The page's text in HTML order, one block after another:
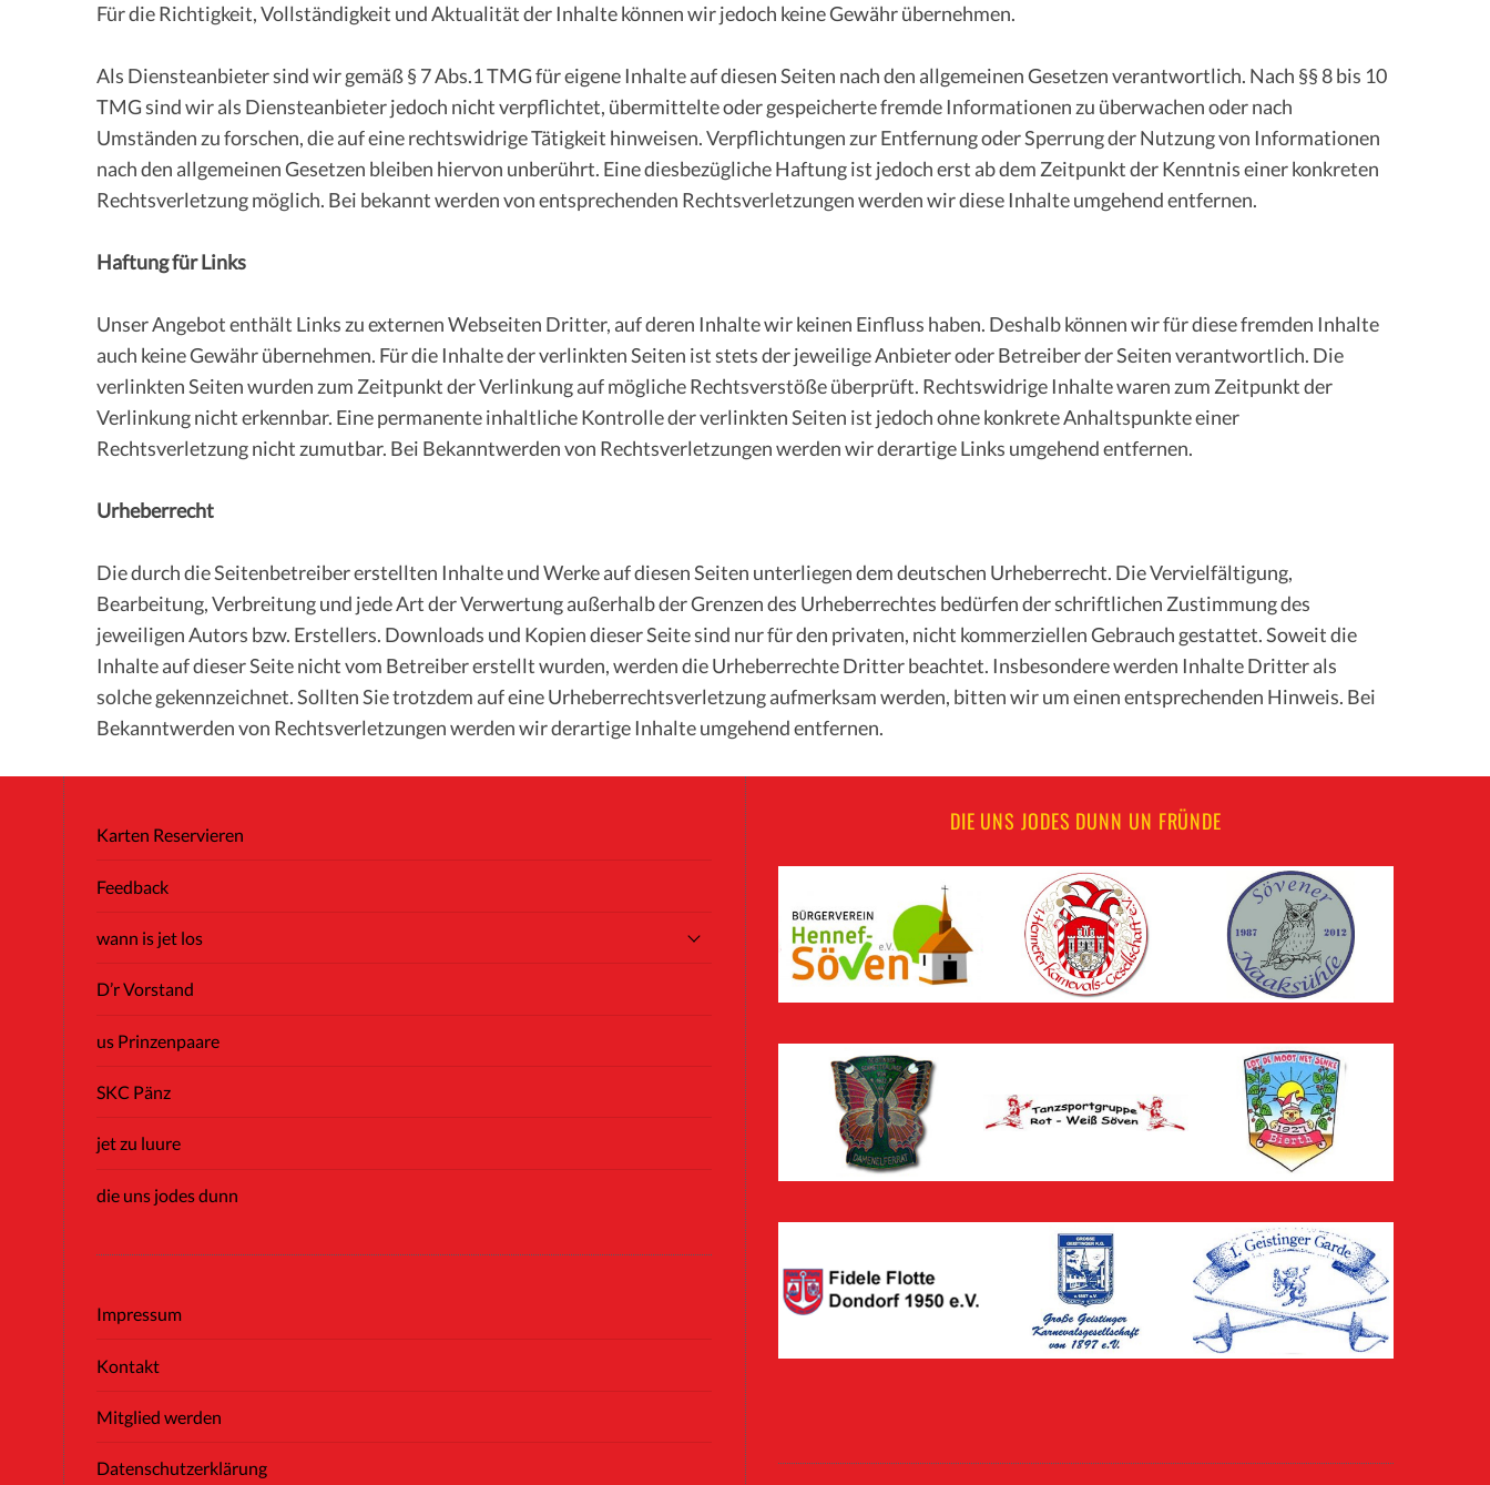
Für die Richtigkeit, Vollständigkeit und Aktualität der Inhalte können wir jedoch keine Gewähr übernehmen.
Als Diensteanbieter sind wir gemäß § 7 Abs.1 TMG für eigene Inhalte auf diesen Seiten nach den allgemeinen Gesetzen verantwortlich. Nach §§ 8 bis 10
TMG sind wir als Diensteanbieter jedoch nicht verpflichtet, übermittelte oder gespeicherte fremde Informationen zu überwachen oder nach
Umständen zu forschen, die auf eine rechtswidrige Tätigkeit hinweisen. Verpflichtungen zur Entfernung oder Sperrung der Nutzung von Informationen
nach den allgemeinen Gesetzen bleiben hiervon unberührt. Eine diesbezügliche Haftung ist jedoch erst ab dem Zeitpunkt der Kenntnis einer konkreten
Rechtsverletzung möglich. Bei bekannt werden von entsprechenden Rechtsverletzungen werden wir diese Inhalte umgehend entfernen.
Haftung für Links
Unser Angebot enthält Links zu externen Webseiten Dritter, auf deren Inhalte wir keinen Einfluss haben. Deshalb können wir für diese fremden Inhalte
auch keine Gewähr übernehmen. Für die Inhalte der verlinkten Seiten ist stets der jeweilige Anbieter oder Betreiber der Seiten verantwortlich. Die
verlinkten Seiten wurden zum Zeitpunkt der Verlinkung auf mögliche Rechtsverstöße überprüft. Rechtswidrige Inhalte waren zum Zeitpunkt der
Verlinkung nicht erkennbar. Eine permanente inhaltliche Kontrolle der verlinkten Seiten ist jedoch ohne konkrete Anhaltspunkte einer
Rechtsverletzung nicht zumutbar. Bei Bekanntwerden von Rechtsverletzungen werden wir derartige Links umgehend entfernen.
Urheberrecht
Die durch die Seitenbetreiber erstellten Inhalte und Werke auf diesen Seiten unterliegen dem deutschen Urheberrecht. Die Vervielfältigung,
Bearbeitung, Verbreitung und jede Art der Verwertung außerhalb der Grenzen des Urheberrechtes bedürfen der schriftlichen Zustimmung des
jeweiligen Autors bzw. Erstellers. Downloads und Kopien dieser Seite sind nur für den privaten, nicht kommerziellen Gebrauch gestattet. Soweit die
Inhalte auf dieser Seite nicht vom Betreiber erstellt wurden, werden die Urheberrechte Dritter beachtet. Insbesondere werden Inhalte Dritter als
solche gekennzeichnet. Sollten Sie trotzdem auf eine Urheberrechtsverletzung aufmerksam werden, bitten wir um einen entsprechenden Hinweis. Bei
Bekanntwerden von Rechtsverletzungen werden wir derartige Inhalte umgehend entfernen.
Karten Reservieren
Feedback
wann is jet los
D’r Vorstand
us Prinzenpaare
SKC Pänz
jet zu luure
die uns jodes dunn
Impressum
Kontakt
Mitglied werden
Datenschutzerklärung
DIE UNS JODES DUNN UN FRÜNDE
e
a
c
o
r
: